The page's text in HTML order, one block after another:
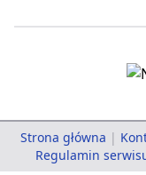
Strona główna |
Regulamin